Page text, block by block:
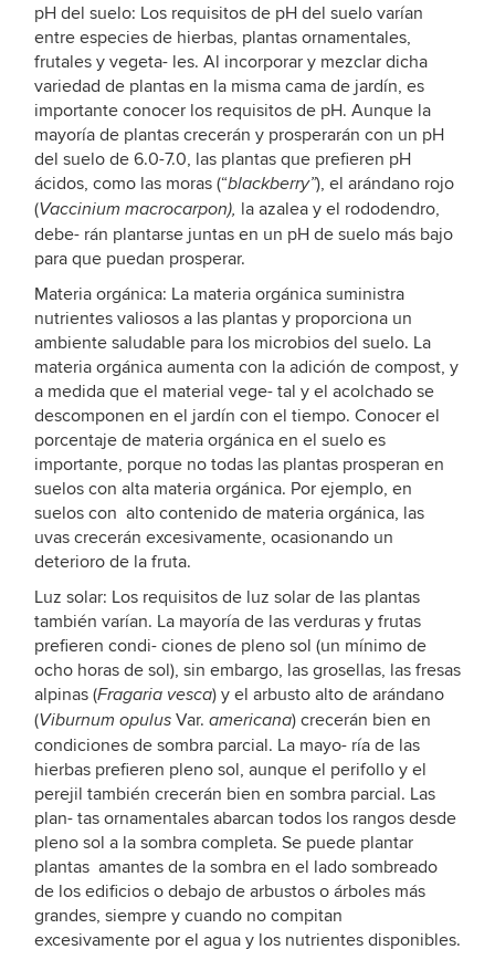
pH del suelo: Los requisitos de pH del suelo varían
entre especies de hierbas, plantas ornamentales,
frutales y vegeta- les. Al incorporar y mezclar dicha
variedad de plantas en la misma cama de jardín, es
importante conocer los requisitos de pH. Aunque la
mayoría de plantas crecerán y prosperarán con un pH
del suelo de 6.0-7.0, las plantas que prefieren pH
ácidos, como las moras (“blackberry”), el arándano rojo
(Vaccinium macrocarpon), la azalea y el rododendro,
debe- rán plantarse juntas en un pH de suelo más bajo
para que puedan prosperar.
Materia orgánica: La materia orgánica suministra
nutrientes valiosos a las plantas y proporciona un
ambiente saludable para los microbios del suelo. La
materia orgánica aumenta con la adición de compost, y
a medida que el material vege- tal y el acolchado se
descomponen en el jardín con el tiempo. Conocer el
porcentaje de materia orgánica en el suelo es
importante, porque no todas las plantas prosperan en
suelos con alta materia orgánica. Por ejemplo, en
suelos con alto contenido de materia orgánica, las
uvas crecerán excesivamente, ocasionando un
deterioro de la fruta.
Luz solar: Los requisitos de luz solar de las plantas
también varían. La mayoría de las verduras y frutas
prefieren condi- ciones de pleno sol (un mínimo de
ocho horas de sol), sin embargo, las grosellas, las fresas
alpinas (Fragaria vesca) y el arbusto alto de arándano
(Viburnum opulus Var. americana) crecerán bien en
condiciones de sombra parcial. La mayo- ría de las
hierbas prefieren pleno sol, aunque el perifollo y el
perejil también crecerán bien en sombra parcial. Las
plan- tas ornamentales abarcan todos los rangos desde
pleno sol a la sombra completa. Se puede plantar
plantas amantes de la sombra en el lado sombreado
de los edificios o debajo de arbustos o árboles más
grandes, siempre y cuando no compitan
excesivamente por el agua y los nutrientes disponibles.